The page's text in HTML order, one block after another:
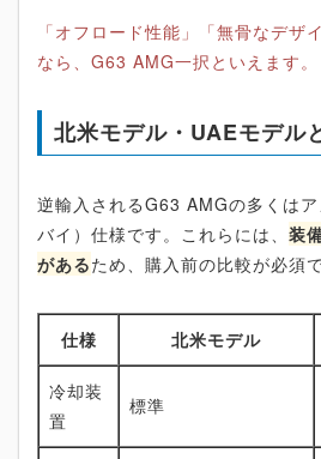
「オフロード性能」「無骨なデザ
なら、G63 AMG一択といえます。
北米モデル・UAEモデル
逆輸入されるG63 AMGの多くは
バイ）仕様です。これらには、 装
があるため、購入前の比較が必須で
仕様 北米モデル
冷却装
置
標準